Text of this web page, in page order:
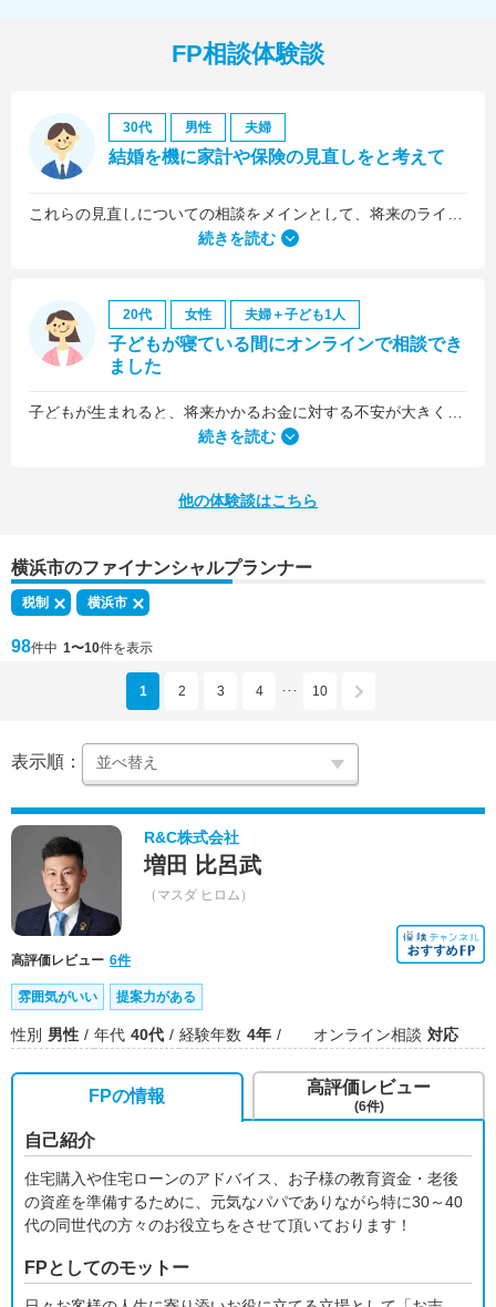
FP相談体験談
30代 男性 夫婦
結婚を機に家計や保険の見直しをと考えて
続きを読む
20代 女性 夫婦＋子ども1人
子どもが寝ている間にオンラインで相談でき
ました
何より、とても親身になって対応してくださって大満足。うちと同じように子どもの将来のお金のことで悩んでいる友人にも教えました。
続きを読む
他の体験談はこちら
横浜市のファイナンシャルプランナー
税制 横浜市
98件中 1〜10件を表示
1 2 3 4 ･･･ 10
表示順：
R&C株式会社
増田 比呂武
（マスダ ヒロム）
高評価レビュー 6件
雰囲気がいい 提案力がある
性別 男性 年代 40代 経験年数 4年 オンライン相談 対応
FPの情報
自己紹介
住宅購入や住宅ローンのアドバイス、お子様の教育資金・老後
の資産を準備するために、元気なパパでありながら特に30～40
代の同世代の方々のお役立ちをさせて頂いております！
FPとしてのモットー
高評価レビュー
(6件)